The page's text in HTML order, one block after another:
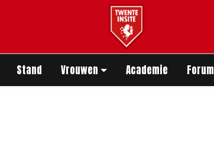
Stand Vrouwen Academie Forum